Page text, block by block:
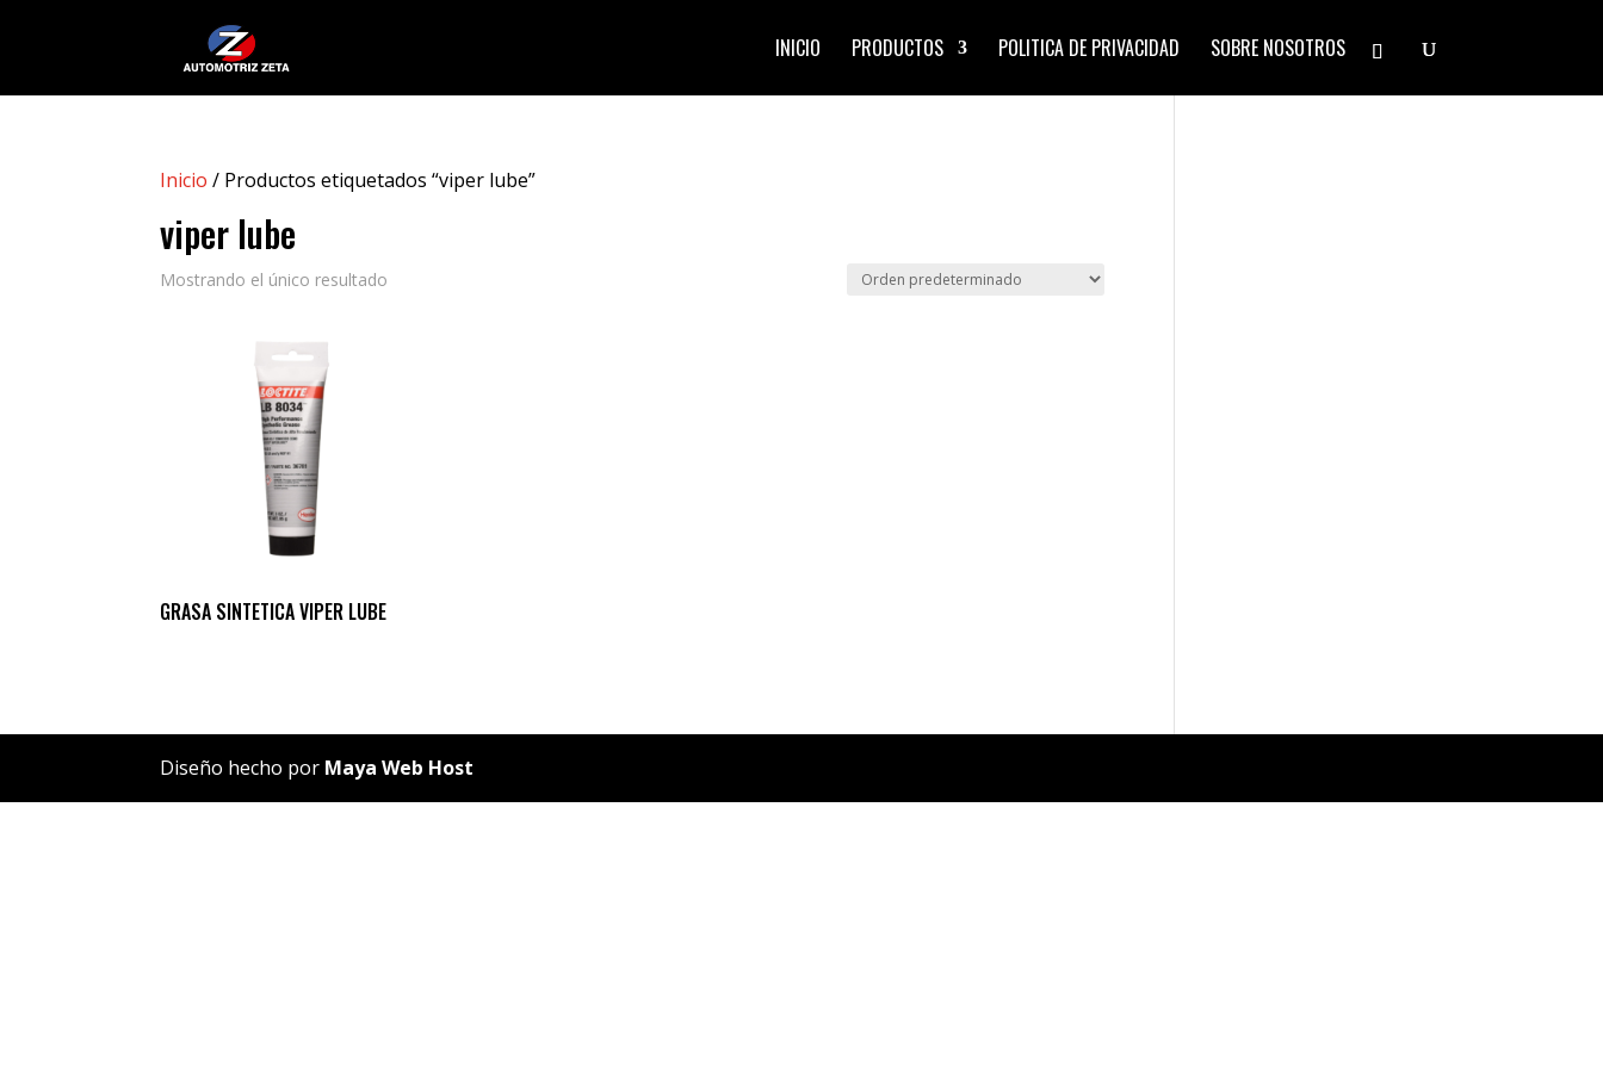
INICIO PRODUCTOS POLITICA DE PRIVACIDAD SOBRE NOSOTROS
Inicio / Productos etiquetados “viper lube”
viper lube
Mostrando el único resultado
GRASA SINTETICA VIPER LUBE
Diseño hecho por Maya Web Host